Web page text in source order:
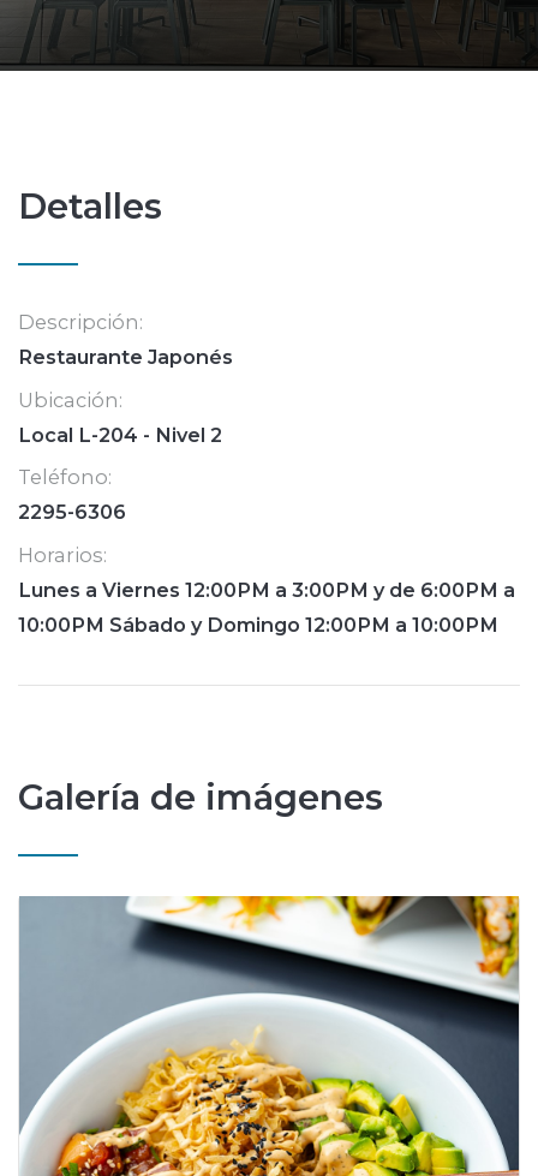
Detalles
Descripción:
Restaurante Japonés
Ubicación:
Local L-204 - Nivel 2
Teléfono:
2295-6306
Horarios:
Lunes a Viernes 12:00PM a 3:00PM y de 6:00PM a
10:00PM Sábado y Domingo 12:00PM a 10:00PM
Galería de imágenes